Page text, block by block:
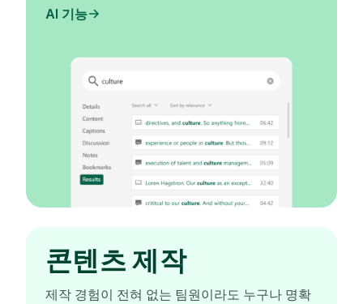
AI 기능
콘텐츠 제작
제작 경험이 전혀 없는 팀원이라도 누구나 명확